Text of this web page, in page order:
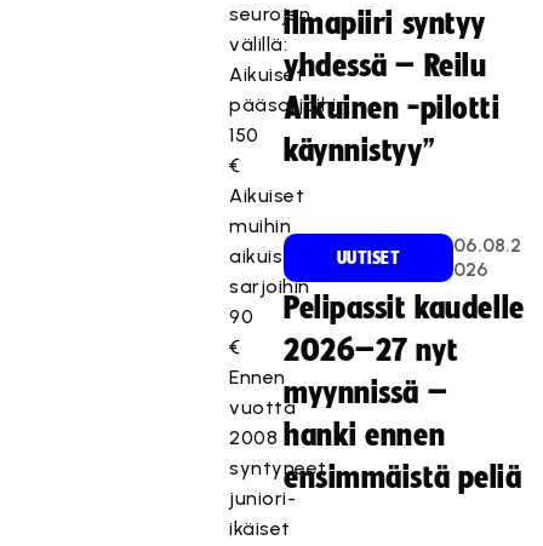
seurojen
välillä:
Aikuiset
pääsarjoihin
150
€
Aikuiset
muihin
aikuisten
sarjoihin
90
€
Ennen
vuotta
2008
syntyneet
juniori-
ikäiset
ilmapiiri syntyy
yhdessä – Reilu
Aikuinen -pilotti
käynnistyy”
UUTISET
06.08.2
026
Pelipassit kaudelle
2026–27 nyt
myynnissä –
hanki ennen
ensimmäistä peliä